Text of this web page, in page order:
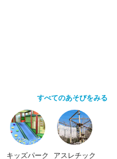
すべてのあそびをみる
キッズパーク アスレチック